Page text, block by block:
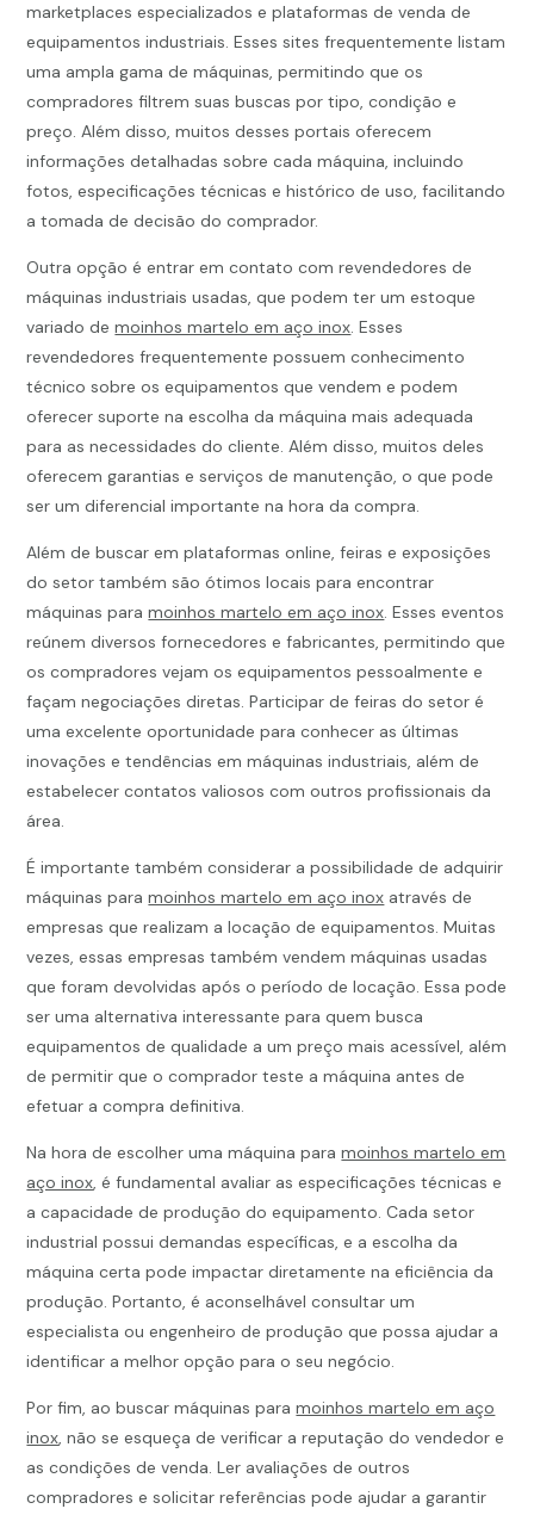
marketplaces especializados e plataformas de venda de
equipamentos industriais. Esses sites frequentemente listam
uma ampla gama de máquinas, permitindo que os
compradores filtrem suas buscas por tipo, condição e
preço. Além disso, muitos desses portais oferecem
informações detalhadas sobre cada máquina, incluindo
fotos, especificações técnicas e histórico de uso, facilitando
a tomada de decisão do comprador.
Outra opção é entrar em contato com revendedores de
máquinas industriais usadas, que podem ter um estoque
variado demoinhos martelo em aço inox. Esses
revendedores frequentemente possuem conhecimento
técnico sobre os equipamentos que vendem e podem
oferecer suporte na escolha da máquina mais adequada
para as necessidades do cliente. Além disso, muitos deles
oferecem garantias e serviços de manutenção, o que pode
ser um diferencial importante na hora da compra.
Além de buscar em plataformas online, feiras e exposições
do setor também são ótimos locais para encontrar
máquinas paramoinhos martelo em aço inox. Esses eventos
reúnem diversos fornecedores e fabricantes, permitindo que
os compradores vejam os equipamentos pessoalmente e
façam negociações diretas. Participar de feiras do setor é
uma excelente oportunidade para conhecer as últimas
inovações e tendências em máquinas industriais, além de
estabelecer contatos valiosos com outros profissionais da
área.
É importante também considerar a possibilidade de adquirir
máquinas paramoinhos martelo em aço inox através de
empresas que realizam a locação de equipamentos. Muitas
vezes, essas empresas também vendem máquinas usadas
que foram devolvidas após o período de locação. Essa pode
ser uma alternativa interessante para quem busca
equipamentos de qualidade a um preço mais acessível, além
de permitir que o comprador teste a máquina antes de
efetuar a compra definitiva.
Na hora de escolher uma máquina paramoinhos martelo em
aço inox, é fundamental avaliar as especificações técnicas e
a capacidade de produção do equipamento. Cada setor
industrial possui demandas específicas, e a escolha da
máquina certa pode impactar diretamente na eficiência da
produção. Portanto, é aconselhável consultar um
especialista ou engenheiro de produção que possa ajudar a
identificar a melhor opção para o seu negócio.
Por fim, ao buscar máquinas paramoinhos martelo em aço
inox, não se esqueça de verificar a reputação do vendedor e
as condições de venda. Ler avaliações de outros
compradores e solicitar referências pode ajudar a garantir